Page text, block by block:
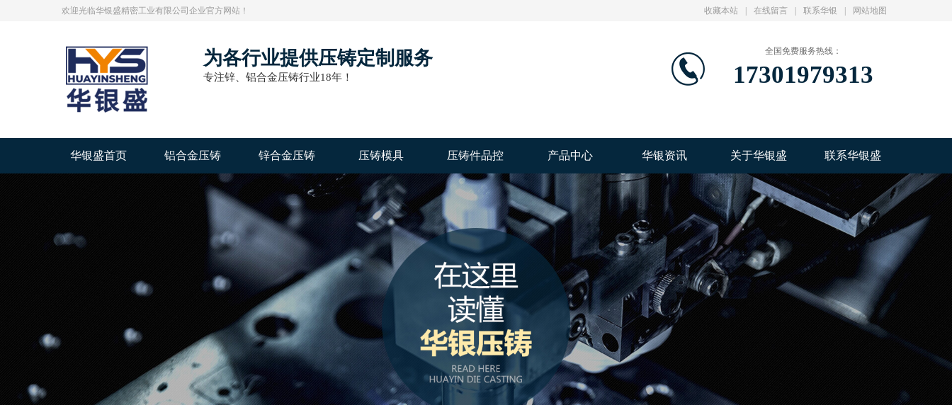
欢迎光临华银盛精密工业有限公司企业官方网站！ 收藏本站 在线留言 联系华银 网站地图
为各行业提供压铸定制服务
专注锌、铝合金压铸行业18年！
全国免费服务热线：
17301979313
华银盛首页 铝合金压铸 锌合金压铸 压铸模具 压铸件品控 产品中心 华银资讯 关于华银盛 联系华银盛